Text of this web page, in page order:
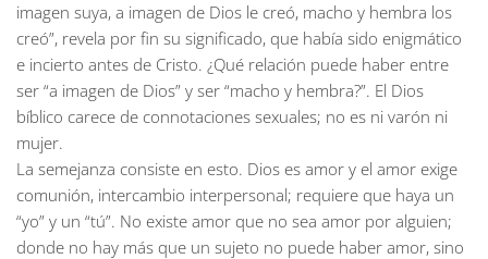
imagen suya, a imagen de Dios le creó, macho y hembra los
creó”, revela por fin su significado, que había sido enigmático
e incierto antes de Cristo. ¿Qué relación puede haber entre
ser “a imagen de Dios” y ser “macho y hembra?”. El Dios
bíblico carece de connotaciones sexuales; no es ni varón ni
mujer.
La semejanza consiste en esto. Dios es amor y el amor exige
comunión, intercambio interpersonal; requiere que haya un
“yo” y un “tú”. No existe amor que no sea amor por alguien;
donde no hay más que un sujeto no puede haber amor, sino